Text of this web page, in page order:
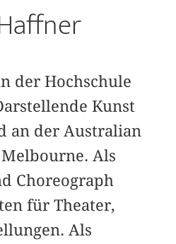
der Hochschule
Kunst
an der Australian
Als
Choreograph
für Theater,
Als